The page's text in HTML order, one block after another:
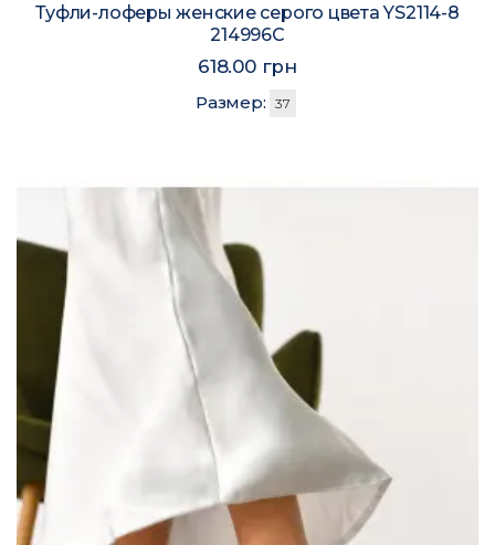
Туфли-лоферы женские серого цвета YS2114-8
214996C
618.00 грн
Размер: 37